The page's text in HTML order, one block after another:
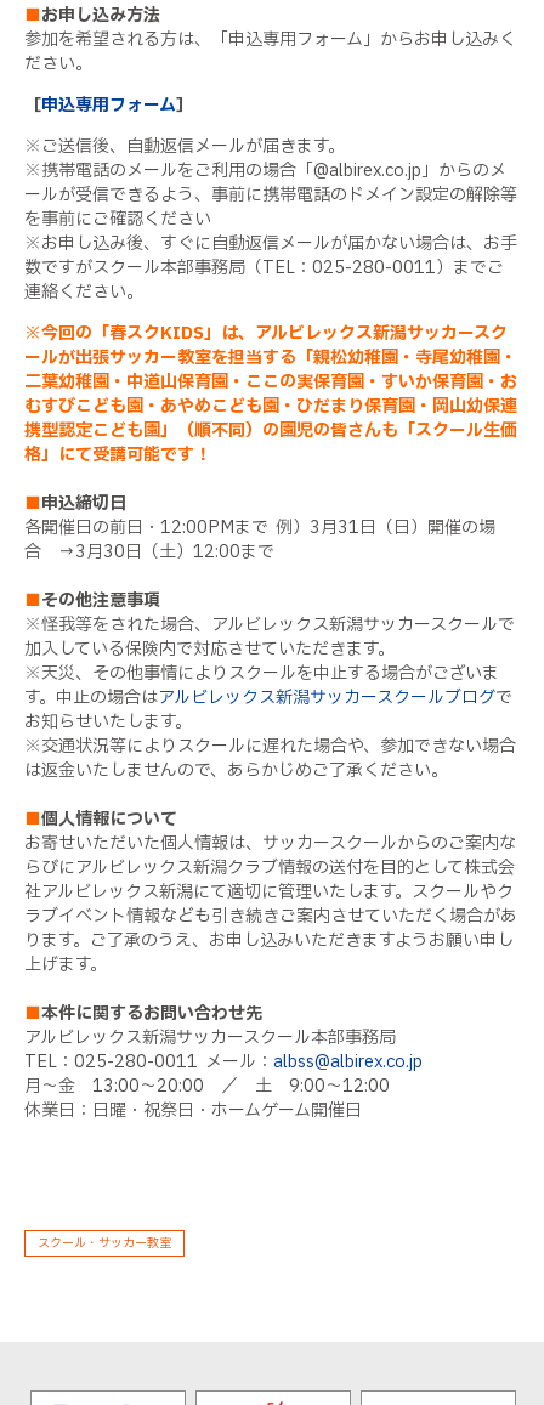
■お申し込み方法
参加を希望される方は、「申込専用フォーム」からお申し込みく
ださい。
［申込専用フォーム］
※ご送信後、自動返信メールが届きます。
※携帯電話のメールをご利用の場合「@albirex.co.jp」からのメ
ールが受信できるよう、事前に携帯電話のドメイン設定の解除等
を事前にご確認ください
※お申し込み後、すぐに自動返信メールが届かない場合は、お手
数ですがスクール本部事務局（TEL ： 025-280-0011）までご
連絡ください。
※今回の「春スクKIDS」は、アルビレックス新潟サッカースク
ールが出張サッカー教室を担当する「親松幼稚園・寺尾幼稚園・
二葉幼稚園・中道山保育園・ここの実保育園・すいか保育園・お
むすびこども園・あやめこども園・ひだまり保育園・岡山幼保連
携型認定こども園」（順不同）の園児の皆さんも「スクール生価
格」にて受講可能です！
■申込締切日
各開催日の前日・ 12:00PMまで 例） 3月31日（日）開催の場
合 →3月30日（土） 12:00まで
■その他注意事項
※怪我等をされた場合、アルビレックス新潟サッカースクールで
加入している保険内で対応させていただきます。
※天災、その他事情によりスクールを中止する場合がございま
す。中止の場合はアルビレックス新潟サッカースクールブログで
お知らせいたします。
※交通状況等によりスクールに遅れた場合や、参加できない場合
は返金いたしませんので、あらかじめご了承ください。
■個人情報について
お寄せいただいた個人情報は、サッカースクールからのご案内な
らびにアルビレックス新潟クラブ情報の送付を目的として株式会
社アルビレックス新潟にて適切に管理いたします。スクールやク
ラブイベント情報なども引き続きご案内させていただく場合があ
ります。ご了承のうえ、お申し込みいただきますようお願い申し
上げます。
■本件に関するお問い合わせ先
アルビレックス新潟サッカースクール本部事務局
TEL ： 025-280-0011 メール： albss@albirex.co.jp
月～金 13:00～20:00 ／ 土 9:00～12:00
休業日：日曜・祝祭日・ホームゲーム開催日
スクール・サッカー教室